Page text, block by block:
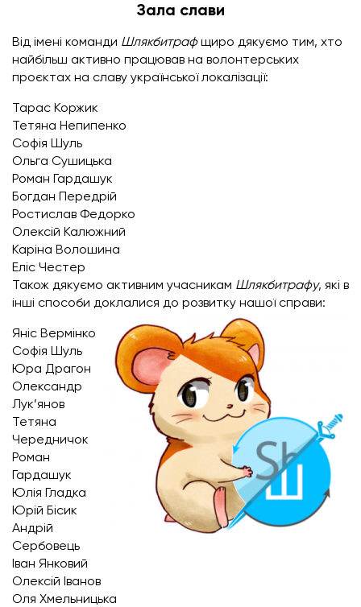
Зала слави
Від імені команди Шлякбитрафщиро дякуємо тим, хто
найбільш активно працював на волонтерських
проєктах на славу української локалізації:
Тарас Коржик
Тетяна Непипенко
Софія Шуль
Ольга Сушицька
Роман Гардашук
Богдан Передрій
Ростислав Федорко
Олексій Калюжний
Каріна Волошина
Еліс Честер
Також дякуємо активним учасникам Шлякбитрафу, які в
інші способи доклалися до розвитку нашої справи:
Яніс Вермінко
Софія Шуль
Юра Драгон
Олександр
Лук’янов
Тетяна
Чередничок
Роман
Гардашук
Юлія Гладка
Юрій Бісик
Андрій
Сербовець
Іван Янковий
Олексій Іванов
Оля Хмельницька